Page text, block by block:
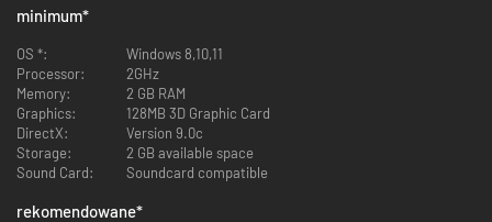
Over 50 high octane, action-packed missions spanning huge and
50+ supercharged cars and armored vehicles to choose from
An explosive storyline, providing a blockbuster movie experience!
A huge selection of dangerous weapons including spike strips,
EMP's, oil cannons & more.
Online multiplayer action and excitement for up to 8 players.
minimum*
OS *:
Windows 8,10,11
Processor:
2GHz
Memory:
2 GB RAM
Graphics:
128MB 3D Graphic Card
DirectX:
Version 9.0c
Storage:
2 GB available space
Sound Card:
Soundcard compatible
rekomendowane*